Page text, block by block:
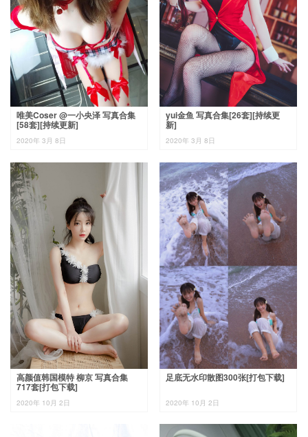
唯美Coser @一小央泽 写真合集
[58套][持续更新]
2020年 3月 8日
yui金鱼 写真合集[26套][持续更
新]
2020年 3月 8日
高颜值韩国模特 柳京 写真合集
717套[打包下载]
2020年 10月 2日
足底无水印散图300张[打包下载]
2020年 10月 2日